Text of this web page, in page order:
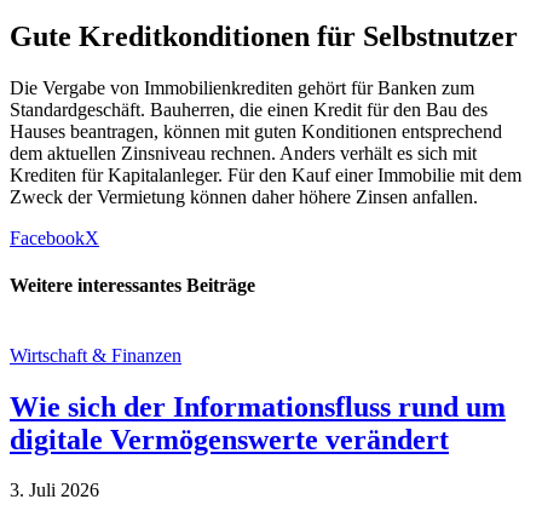
Gute Kreditkonditionen für Selbstnutzer
Die Vergabe von Immobilienkrediten gehört für Banken zum
Standardgeschäft. Bauherren, die einen Kredit für den Bau des
Hauses beantragen, können mit guten Konditionen entsprechend
dem aktuellen Zinsniveau rechnen. Anders verhält es sich mit
Krediten für Kapitalanleger. Für den Kauf einer Immobilie mit dem
Zweck der Vermietung können daher höhere Zinsen anfallen.
FacebookX
Weitere interessantes Beiträge
Wirtschaft & Finanzen
Wie sich der Informationsfluss rund um
digitale Vermögenswerte verändert
3. Juli 2026